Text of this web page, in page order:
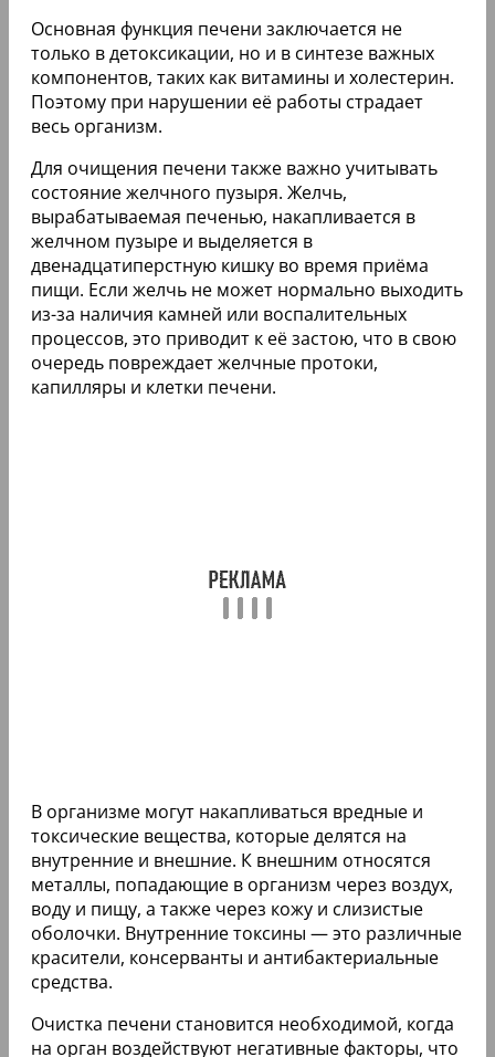
Основная функция печени заключается не
только в детоксикации, но и в синтезе важных
компонентов, таких как витамины и холестерин.
Поэтому при нарушении её работы страдает
весь организм.
Для очищения печени также важно учитывать
состояние желчного пузыря. Желчь,
вырабатываемая печенью, накапливается в
желчном пузыре и выделяется в
двенадцатиперстную кишку во время приёма
пищи. Если желчь не может нормально выходить
из-за наличия камней или воспалительных
процессов, это приводит к её застою, что в свою
очередь повреждает желчные протоки,
капилляры и клетки печени.
В организме могут накапливаться вредные и
токсические вещества, которые делятся на
внутренние и внешние. К внешним относятся
металлы, попадающие в организм через воздух,
воду и пищу, а также через кожу и слизистые
оболочки. Внутренние токсины — это различные
красители, консерванты и антибактериальные
средства.
Очистка печени становится необходимой, когда
на орган воздействуют негативные факторы, что